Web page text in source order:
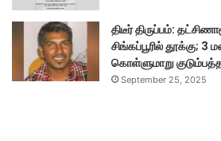
திடீர் திருப்பம்:
சிங்கப்பூரில் தூக்கு;
கொள்ளுமாறு
September 25, 2025